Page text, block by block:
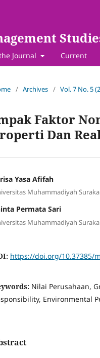
Journal Current
/ Archives / Vol. 7 No. 5
Faktor
Dan
Yasa Afifah
Muhammadiyah
Permata Sari
Muhammadiyah
https://doi.org/10.37385/
Nilai Perusahaan,
Environmental